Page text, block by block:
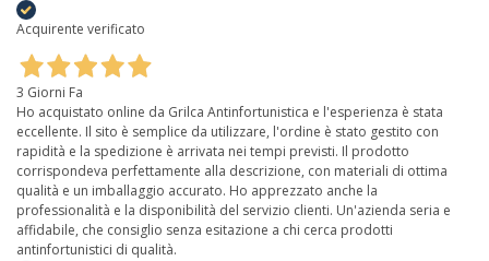
Acquirente verificato
3 Giorni Fa
Ho acquistato online da Grilca Antinfortunistica e l'esperienza è stata
eccellente. Il sito è semplice da utilizzare, l'ordine è stato gestito con
rapidità e la spedizione è arrivata nei tempi previsti. Il prodotto
corrispondeva perfettamente alla descrizione, con materiali di ottima
qualità e un imballaggio accurato. Ho apprezzato anche la
professionalità e la disponibilità del servizio clienti. Un'azienda seria e
affidabile, che consiglio senza esitazione a chi cerca prodotti
antinfortunistici di qualità.